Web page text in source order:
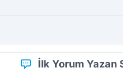
İlk Yorum Yazan